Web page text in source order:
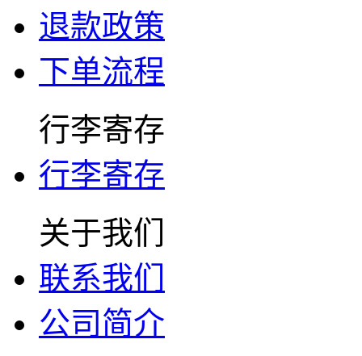
退款政策
下单流程
行李寄存
行李寄存
关于我们
联系我们
公司简介